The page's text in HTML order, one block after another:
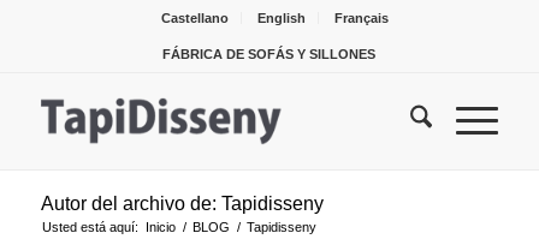
Castellano English Français
FÁBRICA DE SOFÁS Y SILLONES
Autor del archivo de: Tapidisseny
Usted está aquí: Inicio / BLOG / Tapidisseny